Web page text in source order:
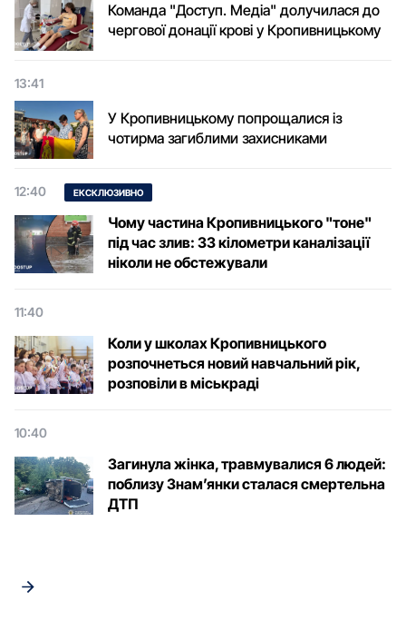
Команда "Доступ. Медіа" долучилася до
чергової донації крові у Кропивницькому
13:41
У Кропивницькому попрощалися із
чотирма загиблими захисниками
12:40 ЕКСКЛЮЗИВНО
Чому частина Кропивницького "тоне"
під час злив: 33 кілометри каналізації
ніколи не обстежували
11:40
Коли у школах Кропивницького
розпочнеться новий навчальний рік,
розповіли в міськраді
10:40
Загинула жінка, травмувалися 6 людей:
поблизу Знам’янки сталася смертельна
ДТП